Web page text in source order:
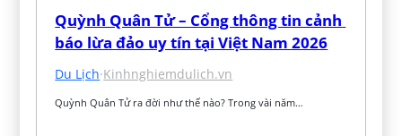
Quỳnh Quân Tử – Cổng thông tin cảnh
báo lừa đảo uy tín tại Việt Nam 2026
Du Lịch·Kinhnghiemdulich.vn
Quỳnh Quân Tử ra đời như thế nào? Trong vài năm…